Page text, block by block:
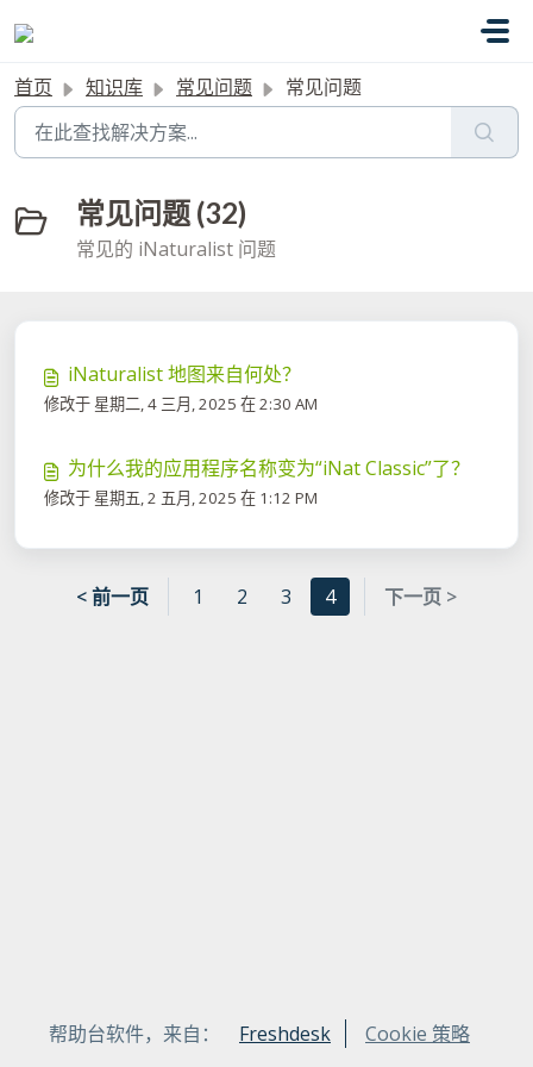
首页 知识库 常见问题 常见问题
常见问题 (32)
常见的 iNaturalist 问题
iNaturalist 地图来自何处？
修改于 星期二, 4 三月, 2025 在 2:30 AM
为什么我的应用程序名称变为“iNat Classic”了？
修改于 星期五, 2 五月, 2025 在 1:12 PM
< 前一页 1 2 3 4 下一页 >
帮助台软件，来自： Freshdesk Cookie 策略